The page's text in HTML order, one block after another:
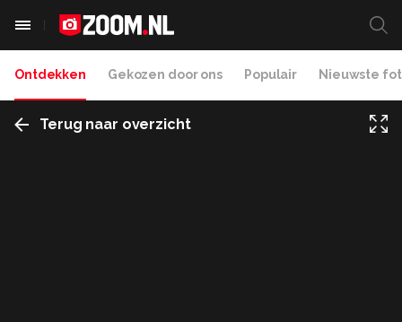
Ontdekken Gekozen door ons Populair Nieuwste
Terug naar overzicht